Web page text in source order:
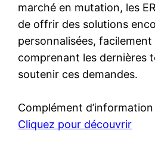
marché en mutation, les
de offrir des solutions
personnalisées,
comprenant les dernières
soutenir ces demandes.
Complément
Cliquez pour découvrir